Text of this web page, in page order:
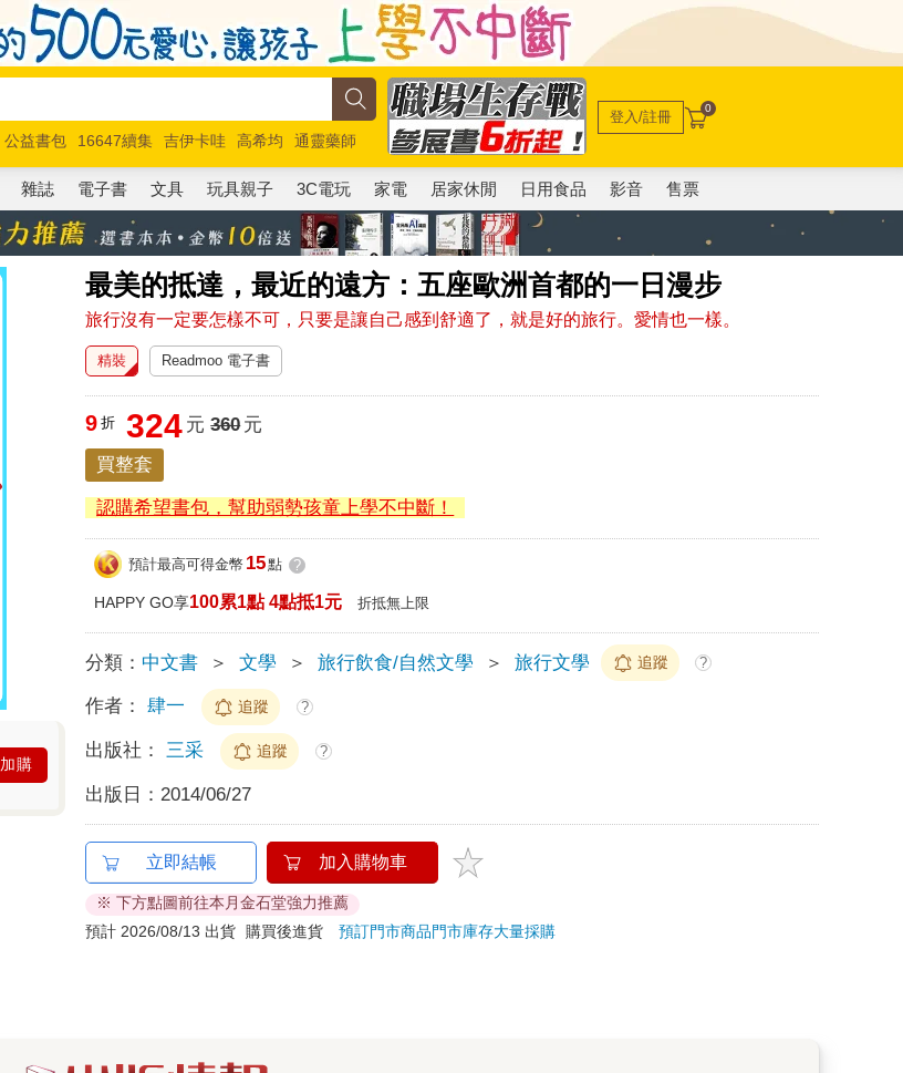
公益書包 16647續集 吉伊卡哇 高希均
通靈藥師
馬斯克 玩具總動員5 超慢跑
登入/註冊 0
雜誌 電子書 文具 玩具親子 3C電玩 家電 居家休閒 日用食品 影音 售票
最美的抵達，最近的遠方：五座歐洲首都的一日漫步
旅行沒有一定要怎樣不可，只要是讓自己感到舒適了，就是好的旅行。愛情也一樣。
加購
精裝 Readmoo 電子書
9 折 324 元 360元
買整套
認購希望書包，幫助弱勢孩童上學不中斷！
預計最高可得金幣 15點 ?
HAPPY GO享100累1點 4點抵1元 折抵無上限
分類： 中文書 ＞ 文學 ＞ 旅行飲食/自然文學 ＞ 旅行文學 追蹤 ?
作者： 肆一 追蹤 ?
出版社： 三采 追蹤 ?
出版日： 2014/06/27
立即結帳 加入購物車
※ 下方點圖前往本月金石堂強力推薦
預計 2026/08/13 出貨
購買後進貨預訂門市商品門市庫存大量採購